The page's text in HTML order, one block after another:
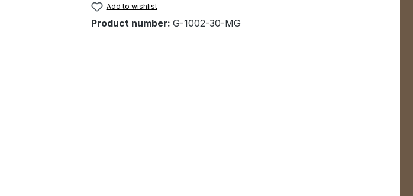
Add to wishlist
Product number:G-1002-30-MG